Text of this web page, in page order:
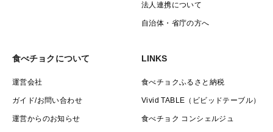
法人連携について
自治体・省庁の方へ
食べチョクについて
運営会社
ガイド/お問い合わせ
運営からのお知らせ
LINKS
食べチョクふるさと納税
Vivid TABLE（ビビッドテーブル）
食べチョク コンシェルジュ